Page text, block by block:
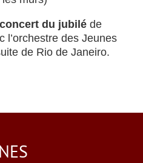
du jubiléde
l’orchestre des Jeunes
de Rio de Janeiro.